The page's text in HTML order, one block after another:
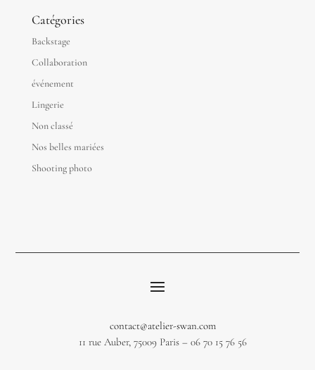
Catégories
Backstage
Collaboration
événement
Lingerie
Non classé
Nos belles mariées
Shooting photo
contact@atelier-swan.com
11 rue Auber, 75009 Paris – 06 70 15 76 56